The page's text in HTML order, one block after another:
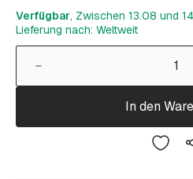
Verfügbar, Zwischen 13.08 und
Lieferung nach: Weltweit
In den